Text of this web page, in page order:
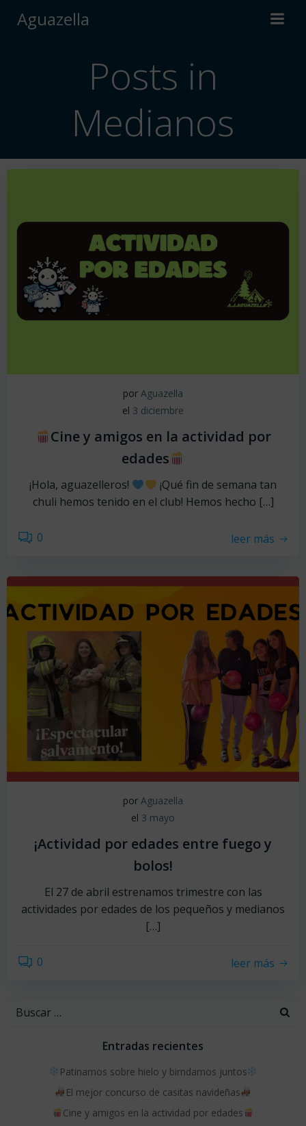
Aguazella
Posts in
Medianos
por Aguazella
el 3 diciembre
Cine y amigos en la actividad por
edades
¡Hola, aguazelleros!
¡Qué fin de semana tan
chuli hemos tenido en el club! Hemos hecho […]
0 leer más
por Aguazella
el 3 mayo
¡Actividad por edades entre fuego y
bolos!
El 27 de abril estrenamos trimestre con las
actividades por edades de los pequeños y medianos
[…]
0 leer más
Buscar:
Entradas recientes
Patinamos sobre hielo y birndamos juntos
El mejor concurso de casitas navideñas
Cine y amigos en la actividad por edades